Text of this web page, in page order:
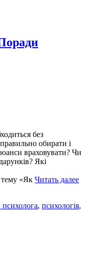
без
обирати і
враховувати? Чи
Які
«Як Читать далее
, психологія,